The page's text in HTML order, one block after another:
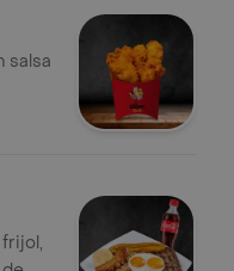
salsa